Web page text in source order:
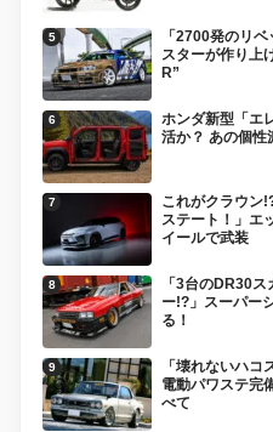
「2700発のリ
スターが作り上
R”
ホンダ新型「エ
活か？ あの個性
これがクラウン
ステート！」エ
イールで武装
「3台のDR30
ー!?」スーパー
る！
「壊れないハ
電動パワステ完
べて